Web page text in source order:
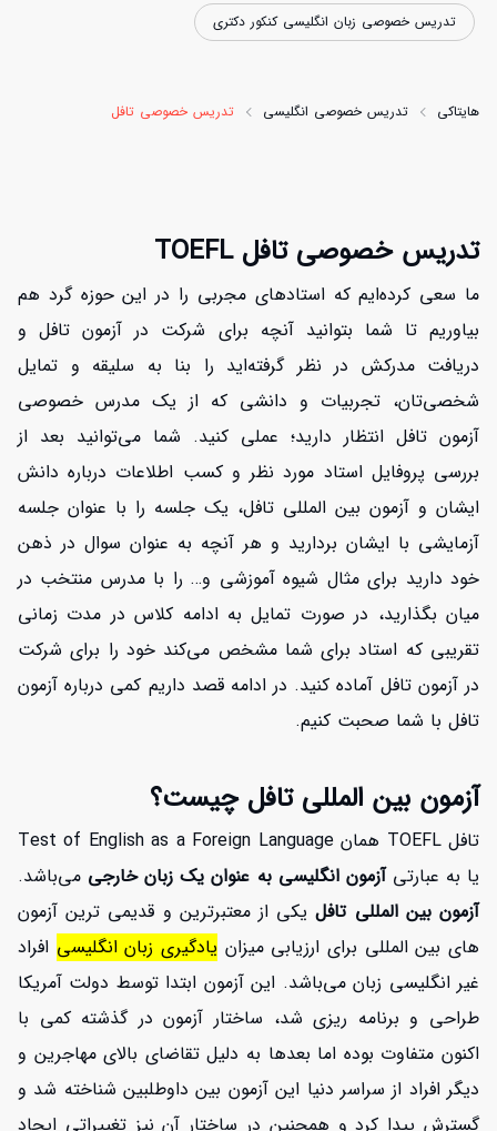
تدریس خصوصی زبان انگلیسی کنکور دکتری
هایتاکی تدریس خصوصی انگلیسی تدریس خصوصی تافل
تدریس خصوصی تافل TOEFL
ما سعی کرده‌ایم که استادهای مجربی را در این حوزه گرد هم
بیاوریم تا شما بتوانید آنچه برای شرکت در آزمون تافل و
دریافت مدرکش در نظر گرفته‌اید را بنا به سلیقه و تمایل
شخصی‌تان، تجربیات و دانشی که از یک مدرس خصوصی
آزمون تافل انتظار دارید؛ عملی کنید. شما می‌توانید بعد از
بررسی پروفایل استاد مورد نظر و کسب اطلاعات درباره دانش
ایشان و آزمون بین المللی تافل، یک جلسه را با عنوان جلسه
آزمایشی با ایشان بردارید و هر آنچه به عنوان سوال در ذهن
خود دارید برای مثال شیوه آموزشی و… را با مدرس منتخب در
میان بگذارید، در صورت تمایل به ادامه کلاس در مدت زمانی
تقریبی که استاد برای شما مشخص می‌کند خود را برای شرکت
در آزمون تافل آماده کنید. در ادامه قصد داریم کمی درباره آزمون
تافل با شما صحبت کنیم.
آزمون بین المللی تافل چیست؟
تافل TOEFL همان Test of English as a Foreign Language
یا به عبارتیآزمون انگلیسی به عنوان یک زبان خارجی می‌باشد.
آزمون بین المللی تافلیکی از معتبرترین و قدیمی ترین آزمون
های بین المللی برای ارزیابی میزان یادگیری زبان انگلیسی افراد
غیر انگلیسی زبان می‌باشد. این آزمون ابتدا توسط دولت آمریکا
طراحی و برنامه ریزی شد، ساختار آزمون در گذشته کمی با
اکنون متفاوت بوده اما بعدها به دلیل تقاضای بالای مهاجرین و
دیگر افراد از سراسر دنیا این آزمون بین داوطلبین شناخته شد و
گسترش پیدا کرد و همچنین در ساختار آن نیز تغییراتی ایجاد
افزایش اعتبار